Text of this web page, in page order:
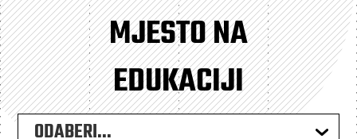
MJESTO NA
EDUKACIJI
ODABERI...